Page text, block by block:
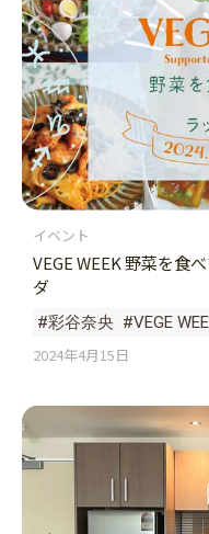
イベント
VEGE WEEK 野菜を食
ダ
#彩谷奈央 #VEGE
2024年4月15日